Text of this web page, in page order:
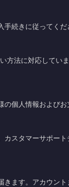
続きに従ってく
法に対応してい
個人情報およびお
スタマーサポー
ます。アカウン